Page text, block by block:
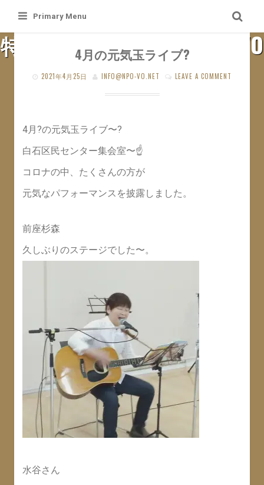
content
Primary Menu
特定非営利活動法人 札幌VO
4月の元気玉ライブ?
2021年4月25日 INFO@NPO-VO.NET LEAVE A COMMENT
4月?の元気玉ライブ〜?
白石区民センター集会室〜☝️
コロナの中、たくさんの方が
元気なパフォーマンスを披露しました。
前座杉森
久しぶりのステージでした〜。
水谷さん